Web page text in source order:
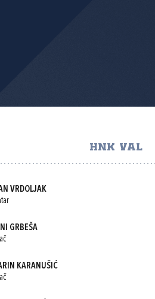
HNK VAL
VRDOLJAK
GRBEŠA
KARANUŠIĆ